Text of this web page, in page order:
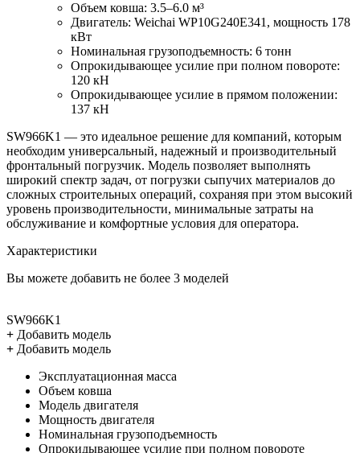
Объем ковша: 3.5–6.0 м³
Двигатель: Weichai WP10G240E341, мощность 178
кВт
Номинальная грузоподъемность: 6 тонн
Опрокидывающее усилие при полном повороте:
120 кН
Опрокидывающее усилие в прямом положении:
137 кН
SW966K1 — это идеальное решение для компаний, которым
необходим универсальный, надежный и производительный
фронтальный погрузчик. Модель позволяет выполнять
широкий спектр задач, от погрузки сыпучих материалов до
сложных строительных операций, сохраняя при этом высокий
уровень производительности, минимальные затраты на
обслуживание и комфортные условия для оператора.
Характеристики
Вы можете добавить не более 3 моделей
SW966K1
+ Добавить модель
+ Добавить модель
Эксплуатационная масса
Объем ковша
Модель двигателя
Мощность двигателя
Номинальная грузоподъемность
Опрокидывающее усилие при полном повороте